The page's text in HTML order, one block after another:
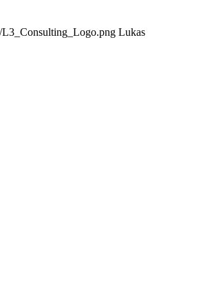
L3_Consulting_Logo.png Lukas